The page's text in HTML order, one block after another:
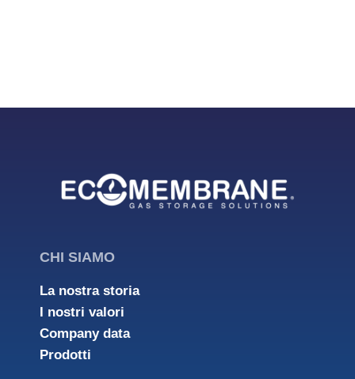
CHI SIAMO
La nostra storia
I nostri valori
Company data
Prodotti